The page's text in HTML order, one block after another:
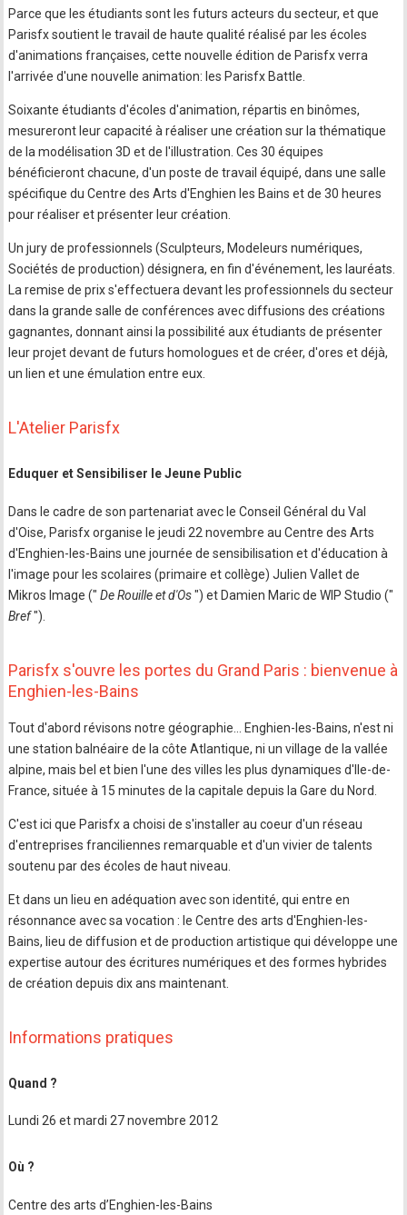
Parce que les étudiants sont les futurs acteurs du secteur, et que
Parisfx soutient le travail de haute qualité réalisé par les écoles
d'animations françaises, cette nouvelle édition de Parisfx verra
l'arrivée d'une nouvelle animation: les Parisfx Battle.
Soixante étudiants d'écoles d'animation, répartis en binômes,
mesureront leur capacité à réaliser une création sur la thématique
de la modélisation 3D et de l'illustration. Ces 30 équipes
bénéficieront chacune, d'un poste de travail équipé, dans une salle
spécifique du Centre des Arts d'Enghien les Bains et de 30 heures
pour réaliser et présenter leur création.
Un jury de professionnels (Sculpteurs, Modeleurs numériques,
Sociétés de production) désignera, en fin d'événement, les lauréats.
La remise de prix s'effectuera devant les professionnels du secteur
dans la grande salle de conférences avec diffusions des créations
gagnantes, donnant ainsi la possibilité aux étudiants de présenter
leur projet devant de futurs homologues et de créer, d'ores et déjà,
un lien et une émulation entre eux.
L'Atelier Parisfx
Eduquer et Sensibiliser le Jeune Public
Dans le cadre de son partenariat avec le Conseil Général du Val
d'Oise, Parisfx organise le jeudi 22 novembre au Centre des Arts
d'Enghien-les-Bains une journée de sensibilisation et d'éducation à
l'image pour les scolaires (primaire et collège) Julien Vallet de
Mikros Image (" De Rouille et d'Os") et Damien Maric de WIP Studio ("
Bref").
Parisfx s'ouvre les portes du Grand Paris : bienvenue à
Enghien-les-Bains
Tout d'abord révisons notre géographie… Enghien-les-Bains, n'est ni
une station balnéaire de la côte Atlantique, ni un village de la vallée
alpine, mais bel et bien l'une des villes les plus dynamiques d'Ile-de-
France, située à 15 minutes de la capitale depuis la Gare du Nord.
C'est ici que Parisfx a choisi de s'installer au coeur d'un réseau
d'entreprises franciliennes remarquable et d'un vivier de talents
soutenu par des écoles de haut niveau.
Et dans un lieu en adéquation avec son identité, qui entre en
résonnance avec sa vocation : le Centre des arts d'Enghien-les-
Bains, lieu de diffusion et de production artistique qui développe une
expertise autour des écritures numériques et des formes hybrides
de création depuis dix ans maintenant.
Informations pratiques
Quand ?
Lundi 26 et mardi 27 novembre 2012
Où ?
Centre des arts d’Enghien-les-Bains